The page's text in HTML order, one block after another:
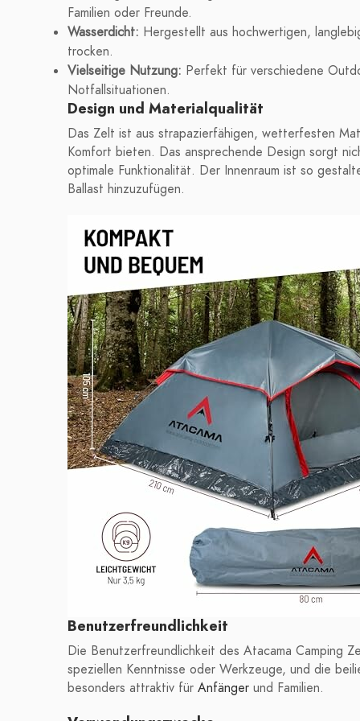
Familien oder Freunde.
Wasserdicht: Hergestellt aus hochwertigen,
trocken.
Vielseitige Nutzung: Perfekt für verschiedene
Notfallsituationen.
Design und Materialqualität
Das Zelt ist aus strapazierfähigen, wetterfesten
Komfort bieten. Das ansprechende Design sorgt
optimale Funktionalität. Der Innenraum ist so
Ballast hinzuzufügen.
Benutzerfreundlichkeit
Die Benutzerfreundlichkeit des Atacama Camping
speziellen Kenntnisse oder Werkzeuge, und die
besonders attraktiv für Anfänger und Familien.